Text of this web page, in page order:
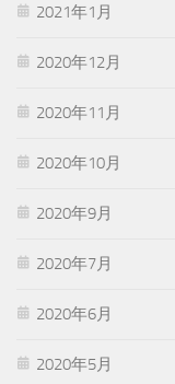
2021年1月
2020年12月
2020年11月
2020年10月
2020年9月
2020年7月
2020年6月
2020年5月